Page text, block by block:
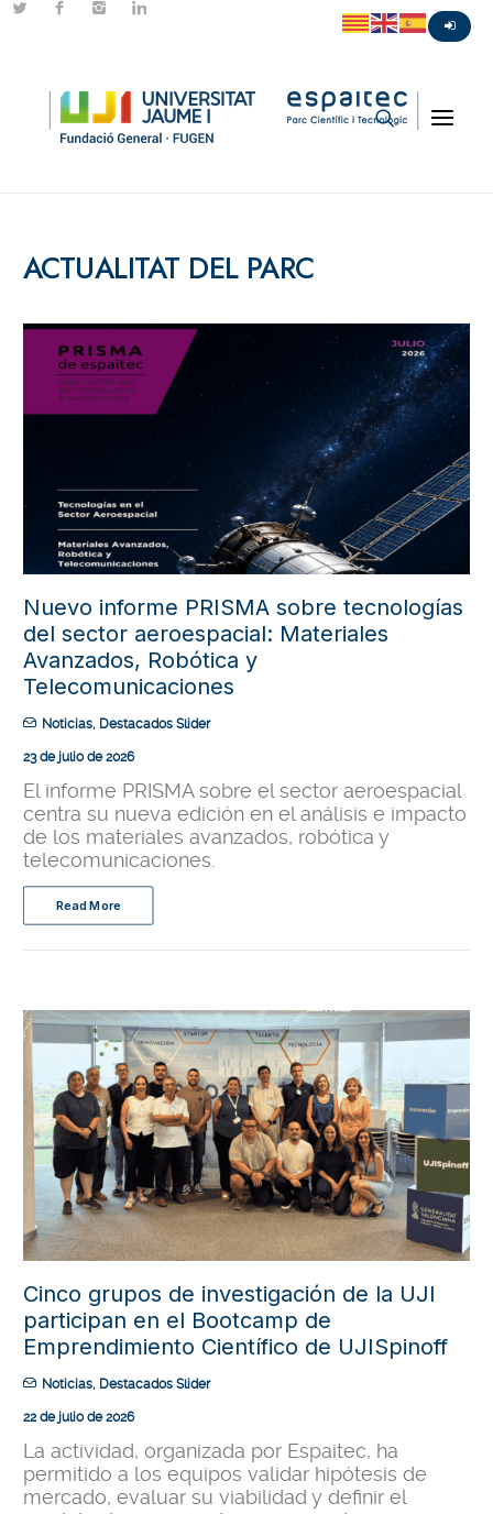
ACTUALITAT DEL PARC
Nuevo informe PRISMA sobre tecnologías
del sector aeroespacial: Materiales
Avanzados, Robótica y
Telecomunicaciones
Noticias, Destacados Slider
23 de julio de 2026
El informe PRISMA sobre el sector aeroespacial
centra su nueva edición en el análisis e impacto
de los materiales avanzados, robótica y
telecomunicaciones.
Read More
Cinco grupos de investigación de la UJI
participan en el Bootcamp de
Emprendimiento Científico de UJISpinoff
Noticias, Destacados Slider
22 de julio de 2026
La actividad, organizada por Espaitec, ha
permitido a los equipos validar hipótesis de
mercado, evaluar su viabilidad y definir el